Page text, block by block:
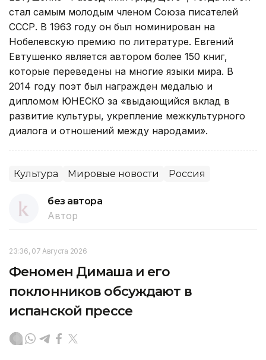
стал самым молодым членом Союза писателей
СССР. В 1963 году он был номинирован на
Нобелевскую премию по литературе. Евгений
Евтушенко является автором более 150 книг,
которые переведены на многие языки мира. В
2014 году поэт был награжден медалью и
дипломом ЮНЕСКО за «выдающийся вклад в
развитие культуры, укрепление межкультурного
диалога и отношений между народами».
Культура Мировые новости Россия
без автора
Автор
23:36, 07 Августа 2026
Феномен Димаша и его
поклонников обсуждают в
испанской прессе